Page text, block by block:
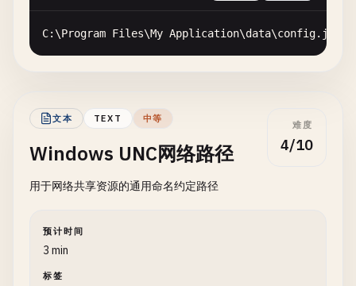
C:\Program Files\My Application\data\config. json
文本 TEXT 中等
Windows UNC网络路径
用于网络共享资源的通用命名约定路径
难度
4/10
预计时间
3 min
标签